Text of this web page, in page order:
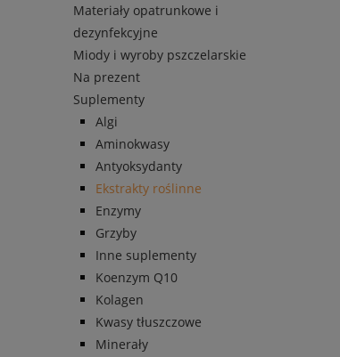
Materiały opatrunkowe i
dezynfekcyjne
Miody i wyroby pszczelarskie
Na prezent
Suplementy
Algi
Aminokwasy
Antyoksydanty
Ekstrakty roślinne
Enzymy
Grzyby
Inne suplementy
Koenzym Q10
Kolagen
Kwasy tłuszczowe
Minerały